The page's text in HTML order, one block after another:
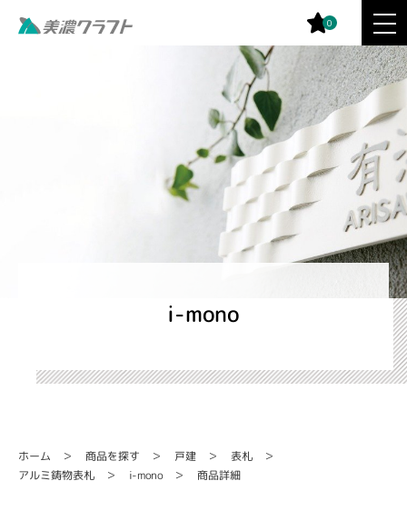
0
i-mono
ホーム 商品を探す 戸建 表札
アルミ鋳物表札 i-mono 商品詳細